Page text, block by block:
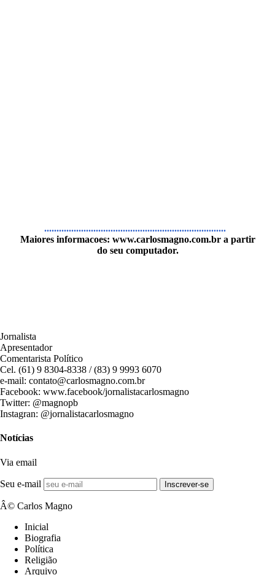
..........................................................................
Maiores informacoes: www.carlosmagno.com.bra partir
do seu computador.
Jornalista
Apresentador
Comentarista Político
Cel. (61) 9 8304-8338 / (83) 9 9993 6070
e-mail: contato@carlosmagno.com.br
Facebook: www.facebook/jornalistacarlosmagno
Twitter: @magnopb
Instagran: @jornalistacarlosmagno
Notícias
Via email
Seu e-mail Inscrever-se
Â© Carlos Magno
Inicial
Biografia
Política
Religião
Arquivo